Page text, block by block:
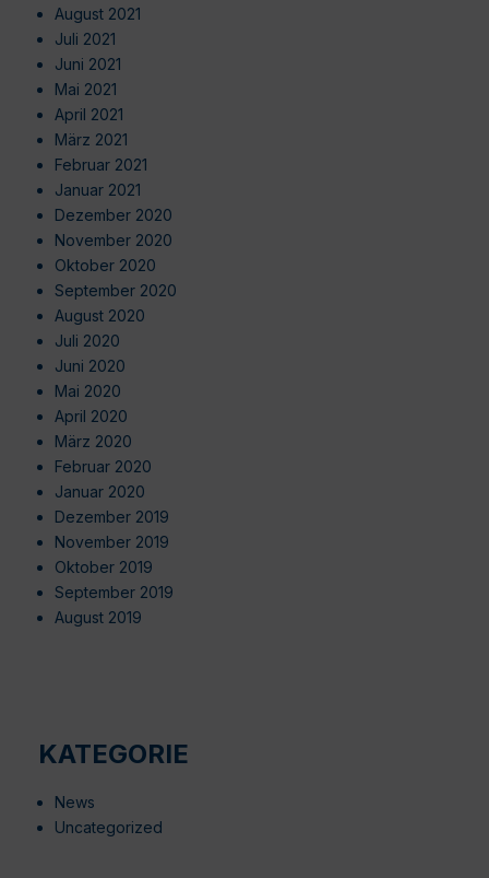
August 2021
Juli 2021
Juni 2021
Mai 2021
April 2021
März 2021
Februar 2021
Januar 2021
Dezember 2020
November 2020
Oktober 2020
September 2020
August 2020
Juli 2020
Juni 2020
Mai 2020
April 2020
März 2020
Februar 2020
Januar 2020
Dezember 2019
November 2019
Oktober 2019
September 2019
August 2019
KATEGORIE
News
Uncategorized